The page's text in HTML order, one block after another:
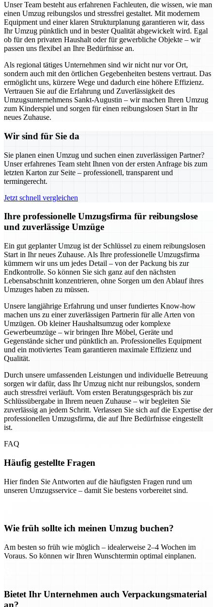
Unser Team besteht aus erfahrenen Fachleuten, die wissen, wie man
einen Umzug reibungslos und stressfrei gestaltet. Mit modernem
Equipment und einer klaren Strukturplanung garantieren wir, dass
Ihr Umzug pünktlich und in bester Qualität abgewickelt wird. Egal
ob für den privaten Haushalt oder für gewerbliche Objekte – wir
passen uns flexibel an Ihre Bedürfnisse an.
Als regional tätiges Unternehmen sind wir nicht nur vor Ort,
sondern auch mit den örtlichen Gegebenheiten bestens vertraut. Das
ermöglicht uns, kürzere Wege und dadurch eine höhere Effizienz.
Vertrauen Sie auf die Erfahrung und Zuverlässigkeit des
Umzugsunternehmens Sankt-Augustin – wir machen Ihren Umzug
zum Kinderspiel und sorgen für einen reibungslosen Start in Ihr
neues Zuhause.
Wir sind für Sie da
Sie planen einen Umzug und suchen einen zuverlässigen Partner?
Unser erfahrenes Team steht Ihnen von der ersten Anfrage bis zum
letzten Karton zur Seite – professionell, transparent und
termingerecht.
Jetzt schnell vergleichen
Ihre professionelle Umzugsfirma für reibungslose
und zuverlässige Umzüge
Ein gut geplanter Umzug ist der Schlüssel zu einem reibungslosen
Start in Ihr neues Zuhause. Als Ihre professionelle Umzugsfirma
kümmern wir uns um jedes Detail – von der Packung bis zur
Endkontrolle. So können Sie sich ganz auf den nächsten
Lebensabschnitt konzentrieren, ohne Sorgen um den Ablauf ihres
Umzuges haben zu müssen.
Unsere langjährige Erfahrung und unser fundiertes Know-how
machen uns zu einer zuverlässigen Partnerin für alle Arten von
Umzügen. Ob kleiner Haushaltsumzug oder komplexe
Gewerbeumzüge – wir bringen Ihre Möbel, Geräte und
Gegenstände sicher und pünktlich an. Professionelles Equipment
und ein motiviertes Team garantieren maximale Effizienz und
Qualität.
Durch unsere umfassenden Leistungen und individuelle Betreuung
sorgen wir dafür, dass Ihr Umzug nicht nur reibungslos, sondern
auch stressfrei verläuft. Vom ersten Beratungsgespräch bis zur
Schlüssübergabe in Ihrem neuen Zuhause – wir begleiten Sie
zuverlässig an jedem Schritt. Verlassen Sie sich auf die Expertise der
professionellen Umzugsfirma, die auf Ihre Bedürfnisse eingestellt
ist.
FAQ
Häufig gestellte Fragen
Hier finden Sie Antworten auf die häufigsten Fragen rund um
unseren Umzugsservice – damit Sie bestens vorbereitet sind.
Wie früh sollte ich meinen Umzug buchen?
Am besten so früh wie möglich – idealerweise 2–4 Wochen im
Voraus. So können wir Ihren Wunschtermin optimal einplanen.
Bietet Ihr Unternehmen auch Verpackungsmaterial
an?